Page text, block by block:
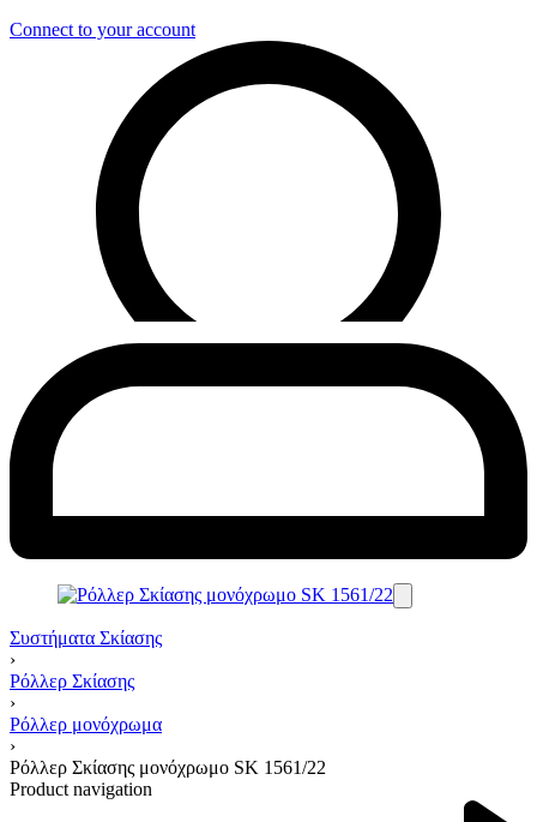
Connect to your account
Συστήματα Σκίασης
›
Ρόλλερ Σκίασης
›
Ρόλλερ μονόχρωμα
›
Ρόλλερ Σκίασης μονόχρωμο SK 1561/22
Product navigation